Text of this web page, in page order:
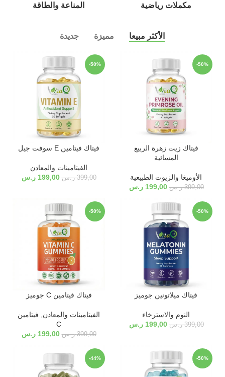
المناعة والطاقة مكملات رياضية
الأكثر مبيعا مميزة جديدة
-50%
فيتاك زيت زهرة الربيع
المسائية
الأوميغا والزيوت الطبيعية
399,00 ر.س 199,00 ر.س
-50%
فيتاك فيتامين E سوفت جيل
الفيتامينات والمعادن
399,00 ر.س 199,00 ر.س
-50%
فيتاك ميلاتونين جوميز
النوم والاسترخاء
399,00 ر.س 199,00 ر.س
-50%
فيتاك فيتامين C جوميز
الفيتامينات والمعادن
فيتامين
C
399,00 ر.س 199,00 ر.س
-50%
-44%